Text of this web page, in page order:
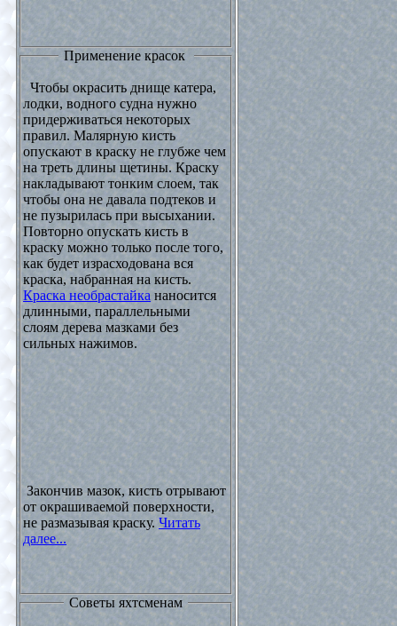
Применение красок
лодки, водного судна нужно
придерживаться некоторых
правил. Малярную кисть
опускают в краску не глубже чем
на треть длины щетины. Краску
накладывают тонким слоем, так
чтобы она не давала подтеков и
не пузырилась при высыхании.
Повторно опускать кисть в
краску можно только после того,
как будет израсходована вся
краска, набранная на кисть.
Краска необрастайкананосится
длинными, параллельными
слоям дерева мазками без
сильных нажимов.
Закончив мазок, кисть отрывают
от окрашиваемой поверхности,
не размазывая краску. Читать
далее...
Советы яхтсменам